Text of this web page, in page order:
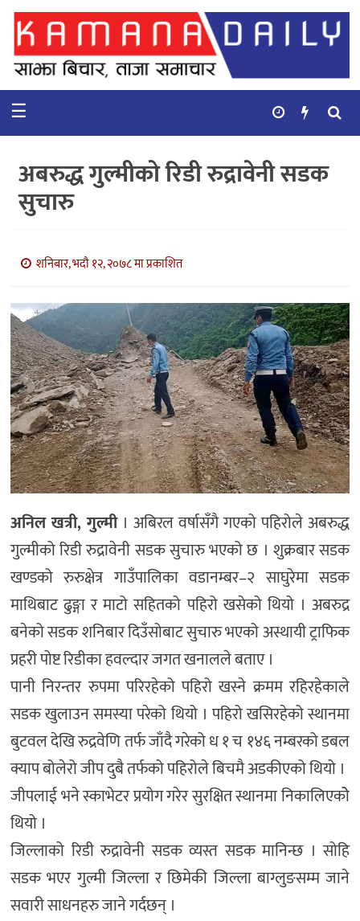
गृहपृष्ठ
समाचार
कुराकानी
बाणिज्य
भिडियो
सिफारिस
☰
अबरुद्ध गुल्मीको रिडी रुद्रावेनी सडक
सुचारु
शनिबार, भदौ १२, २०७८ मा प्रकाशित
अनिल खत्री, गुल्मी। अबिरल वर्षासँगै गएको पहिरोले अबरुद्ध
गुल्मीको रिडी रुद्रावेनी सडक सुचारु भएको छ । शुक्रबार सडक
खण्डको रुरुक्षेत्र गाउँपालिका वडानम्बर–२ साघुरेमा सडक
माथिबाट ढुङ्गा र माटो सहितको पहिरो खसेको थियो । अबरुद्र
बनेको सडक शनिबार दिउँसोबाट सुचारु भएको अस्थायी ट्राफिक
प्रहरी पोष्ट रिडीका हवल्दार जगत खनालले बताए ।
पानी निरन्तर रुपमा परिरहेको पहिरो खस्ने क्रमम रहिरहेकाले
सडक खुलाउन समस्या परेको थियो । पहिरो खसिरहेको स्थानमा
बुटवल देखि रुद्रवेणि तर्फ जाँदै गरेको ध १ च १४६ नम्बरको डबल
क्याप बोलेरो जीप दुबै तर्फको पहिरोले बिचमै अडकीएको थियो ।
जीपलाई भने स्काभेटर प्रयोग गरेर सुरक्षित स्थानमा निकालिएकोे
थियो ।
जिल्लाको रिडी रुद्रावेनी सडक व्यस्त सडक मानिन्छ । सोहि
सडक भएर गुल्मी जिल्ला र छिमेकी जिल्ला बाग्लुङसम्म जाने
सवारी साधनहरु जाने गर्दछन् ।